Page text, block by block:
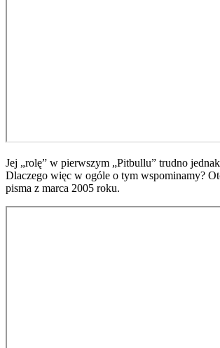
Jej „rolę” w pierwszym „Pitbullu” trudno
Dlaczego więc w ogóle o tym wspominamy?
pisma z marca 2005 roku.